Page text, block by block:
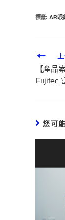
標籤: AR眼
【產品
Fujitec
您可